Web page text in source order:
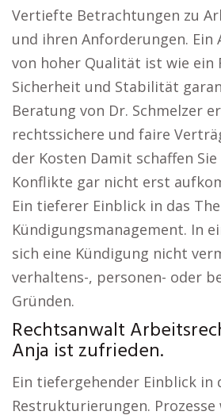
Vertiefte Betrachtungen zu
und ihren Anforderungen.
von hoher Qualität ist wie ein
Sicherheit und Stabilität
Beratung von Dr. Schmelzer
rechtssichere und faire
der Kosten Damit schaffen
Konflikte gar nicht erst
Ein tieferer Einblick in das
Kündigungsmanagement. In
sich eine Kündigung nicht
verhaltens-, personen- oder
Gründen.
Rechtsanwalt
Anja ist zufrieden.
Ein tiefergehender Einblick in
Restrukturierungen. Prozesse